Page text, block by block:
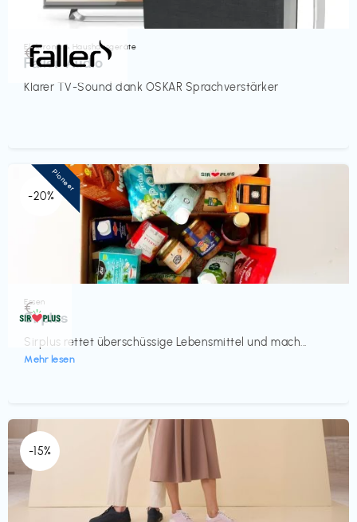
Elektronik & Haushaltsgeräte
Faller Audio
Klarer TV-Sound dank OSKAR Sprachverstärker
€‎
-20%
Essen
Sirplus
Sirplus rettet überschüssige Lebensmittel und mach...
Mehr lesen
€‎
Pioneer
-15%